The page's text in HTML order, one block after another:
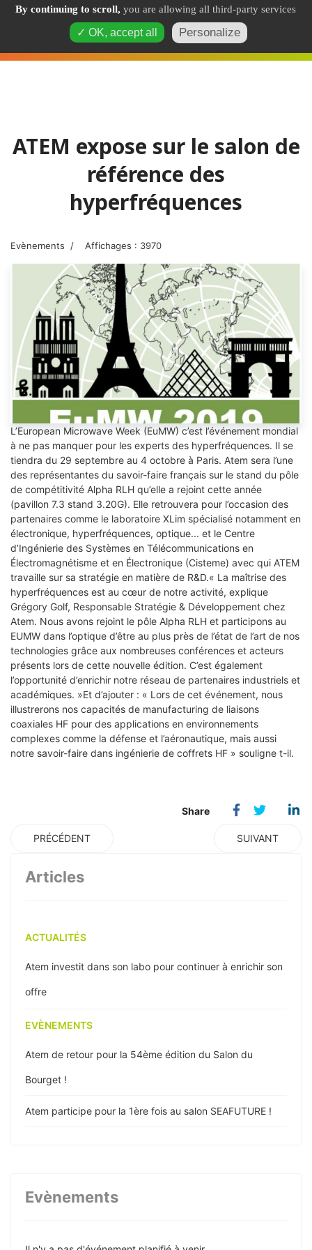
ATEM expose sur le salon de
référence des
hyperfréquences
Evènements Affichages : 3970
L’European Microwave Week (EuMW) c’est l’événement mondial
à ne pas manquer pour les experts des hyperfréquences. Il se
tiendra du 29 septembre au 4 octobre à Paris. Atem sera l’une
des représentantes du savoir-faire français sur le stand du pôle
de compétitivité Alpha RLH qu’elle a rejoint cette année
(pavillon 7.3 stand 3.20G). Elle retrouvera pour l’occasion des
partenaires comme le laboratoire XLim spécialisé notamment en
électronique, hyperfréquences, optique... et le Centre
d’Ingénierie des Systèmes en Télécommunications en
Électromagnétisme et en Électronique (Cisteme) avec qui ATEM
travaille sur sa stratégie en matière de R&D.« La maîtrise des
hyperfréquences est au cœur de notre activité, explique
Grégory Golf, Responsable Stratégie & Développement chez
Atem. Nous avons rejoint le pôle Alpha RLH et participons au
EUMW dans l’optique d’être au plus près de l’état de l’art de nos
technologies grâce aux nombreuses conférences et acteurs
présents lors de cette nouvelle édition. C’est également
l’opportunité d’enrichir notre réseau de partenaires industriels et
académiques. »Et d’ajouter : « Lors de cet événement, nous
illustrerons nos capacités de manufacturing de liaisons
coaxiales HF pour des applications en environnements
complexes comme la défense et l’aéronautique, mais aussi
notre savoir-faire dans ingénierie de coffrets HF » souligne t-il.
PRÉCÉDENT SUIVANT
Articles
ACTUALITÉS
Atem investit dans son labo pour continuer à enrichir son
offre
EVÈNEMENTS
Atem de retour pour la 54ème édition du Salon du
Bourget !
Atem participe pour la 1ère fois au salon SEAFUTURE !
EuMW22 à Milan : Atem y exposera l’ensemble de son
Evènements
By continuing to scroll, you are allowing all third-party services
✓ OK, accept all Personalize